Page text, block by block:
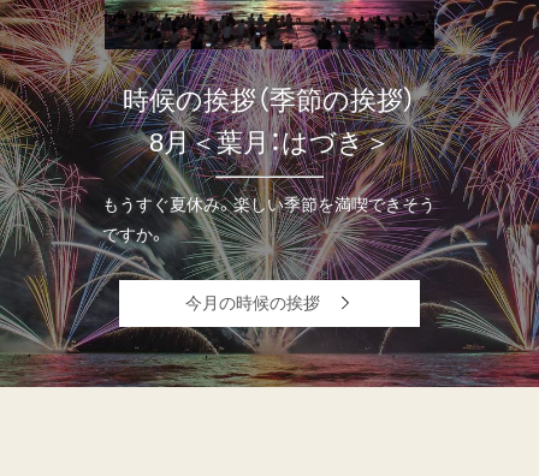
時候の挨拶（季節の挨拶）
8月＜葉月：はづき＞
もうすぐ夏休み。楽しい季節を満喫できそう
ですか。
今月の時候の挨拶